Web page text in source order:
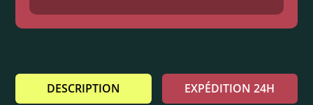
DESCRIPTION EXPÉDITION 24H